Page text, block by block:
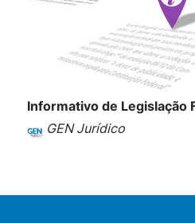
Informativo de Legislação
GEN Jurídico